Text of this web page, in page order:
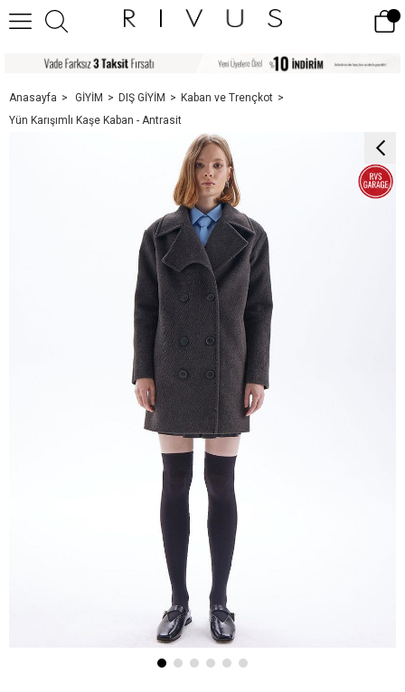
Anasayfa GİYİM DIŞ GİYİM
Kaban ve Trençkot
Yün Karışımlı Kaşe Kaban - Antrasit